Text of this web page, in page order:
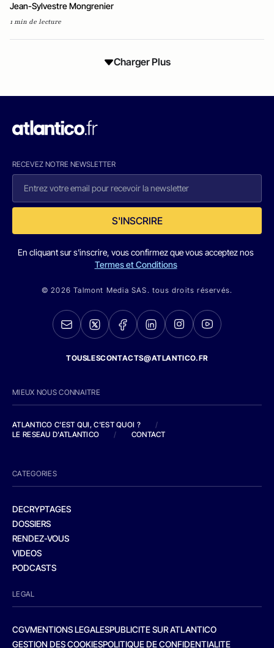
Jean-Sylvestre Mongrenier
1 min de lecture
Charger Plus
RECEVEZ NOTRE NEWSLETTER
S'INSCRIRE
En cliquant sur s'inscrire, vous confirmez que vous acceptez nos
Termes et Conditions
© 2026 Talmont Media SAS. tous droits réservés.
TOUSLESCONTACTS@ATLANTICO.FR
MIEUX NOUS CONNAITRE
ATLANTICO C'EST QUI, C'EST QUOI ?
/
LE RESEAU D'ATLANTICO
/ CONTACT
CATEGORIES
DECRYPTAGES
DOSSIERS
RENDEZ-VOUS
VIDEOS
PODCASTS
LEGAL
CGVMENTIONS LEGALESPUBLICITE SUR ATLANTICO
GESTION DES COOKIESPOLITIQUE DE CONFIDENTIALITE